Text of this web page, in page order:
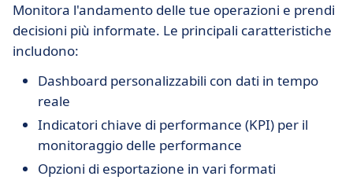
Monitora l'andamento delle tue operazioni e prendi
decisioni più informate. Le principali caratteristiche
includono:
Dashboard personalizzabili con dati in tempo
reale
Indicatori chiave di performance (KPI) per il
monitoraggio delle performance
Opzioni di esportazione in vari formati